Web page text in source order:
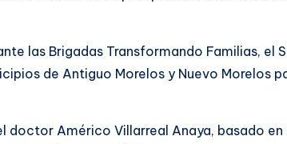
las Brigadas Transformando Familias, el
de Antiguo Morelos y Nuevo Morelos
Américo Villarreal Anaya, basado en